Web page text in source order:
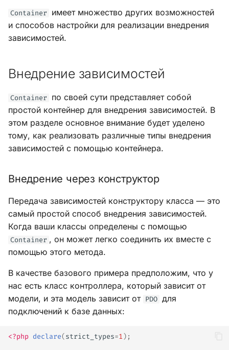
Container имеет множество других возможностей
и способов настройки для реализации внедрения
зависимостей.
Внедрение зависимостей
Container по своей сути представляет собой
простой контейнер для внедрения зависимостей. В
этом разделе основное внимание будет уделено
тому, как реализовать различные типы внедрения
зависимостей с помощью контейнера.
Внедрение через конструктор
Передача зависимостей конструктору класса — это
самый простой способ внедрения зависимостей.
Когда ваши классы определены с помощью
Container , он может легко соединить их вместе с
помощью этого метода.
В качестве базового примера предположим, что у
нас есть класс контроллера, который зависит от
модели, и эта модель зависит от PDO для
подключений к базе данных:
<?php declare(strict_types=1);